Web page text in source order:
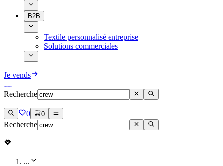
B2B
Textile personnalisé entreprise
Solutions commerciales
Je vends
Recherche
0 0
Recherche
...